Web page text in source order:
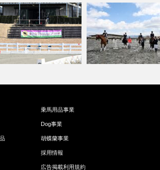
乗馬用品事業
Dog事業
胡蝶蘭事業
採用情報
広告掲載利用規約